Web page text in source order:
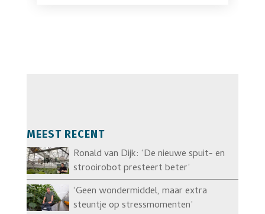
MEEST RECENT
Ronald van Dijk: ‘De nieuwe spuit- en
strooirobot presteert beter’
‘Geen wondermiddel, maar extra
steuntje op stressmomenten’